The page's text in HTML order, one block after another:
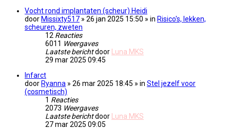
Vocht rond implantaten (scheur) Heidi
door Missixty517 » 26 jan 2025 15:50 » in Risico's, lekken,
scheuren, zweten
12 Reacties
6011 Weergaves
Laatste berichtdoor
Luna MKS
29 mar 2025 09:45
Infarct
door Ryanna » 26 mar 2025 18:45 » in Stel jezelf voor
(cosmetisch)
1 Reacties
2073 Weergaves
Laatste berichtdoor
Luna MKS
27 mar 2025 09:05